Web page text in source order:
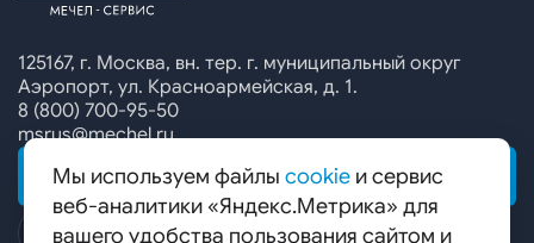
Специальные предложения
Калькулятор металла
Уральская кузница
Белорецкий металлургический комбинат
Гурьевский филиал ЧМК
125167, г. Москва, вн. тер. г. муниципальный округ
Аэропорт, ул. Красноармейская, д. 1.
8 (800) 700-95-50
msrus@mechel.ru
ОБРАТНАЯ СВЯЗЬ
Мы используем файлы cookie и сервис
веб-аналитики «Яндекс.Метрика» для
вашего удобства пользования сайтом и